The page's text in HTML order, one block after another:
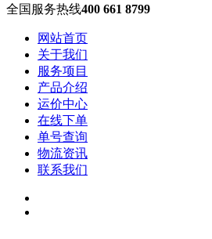
全国服务热线400 661 8799
网站首页
关于我们
服务项目
产品介绍
运价中心
在线下单
单号查询
物流资讯
联系我们